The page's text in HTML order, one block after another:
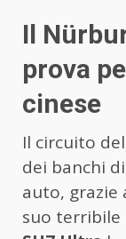
Il
prova
cinese
Il circuito del
dei banchi
auto, grazie
suo terribile